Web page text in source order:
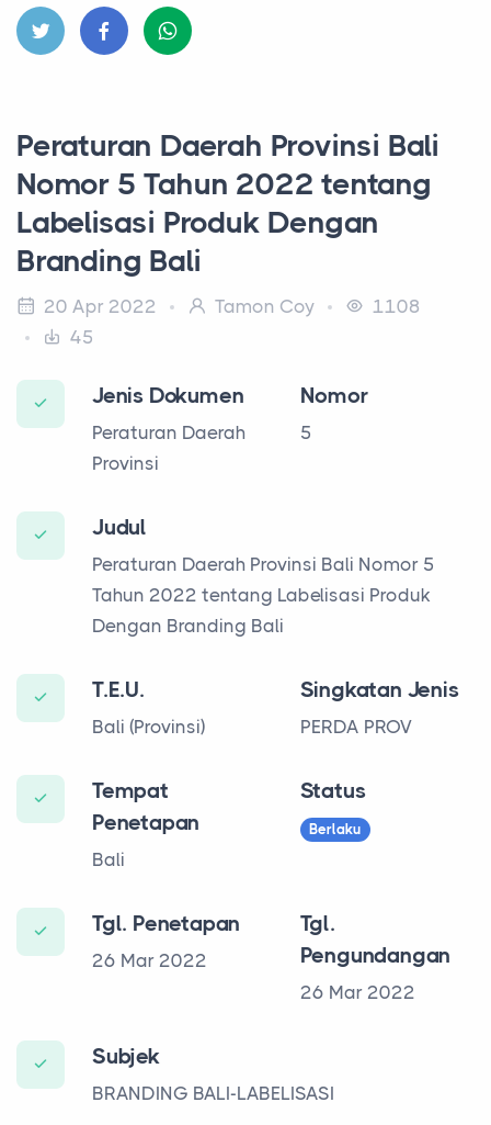
Peraturan Daerah Provinsi Bali
Nomor 5 Tahun 2022 tentang
Labelisasi Produk Dengan
Branding Bali
20 Apr 2022 Tamon Coy
1108
45
Jenis Dokumen
Peraturan Daerah
Provinsi
Nomor
5
Judul
Peraturan Daerah Provinsi Bali Nomor 5
Tahun 2022 tentang Labelisasi Produk
Dengan Branding Bali
T.E.U.
Bali (Provinsi)
Singkatan Jenis
PERDA PROV
Tempat
Penetapan
Bali
Status
Berlaku
Tgl. Penetapan
26 Mar 2022
Tgl.
Pengundangan
26 Mar 2022
Subjek
BRANDING BALI-LABELISASI